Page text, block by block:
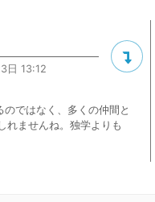
日 13:12
ではなく、多くの仲間と
れませんね。独学よりも